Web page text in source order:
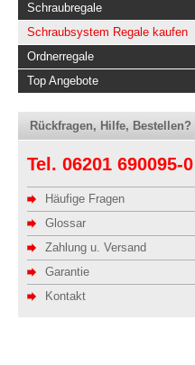
Schraubregale
Schraubsystem Regale kaufen
Ordnerregale
Top Angebote
Rückfragen, Hilfe, Bestellen?
Tel. 06201 690095-0
Häufige Fragen
Glossar
Zahlung u. Versand
Garantie
Kontakt